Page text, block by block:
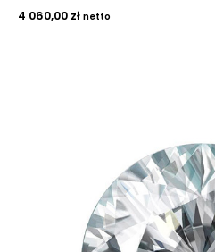
4 060,00 zł netto